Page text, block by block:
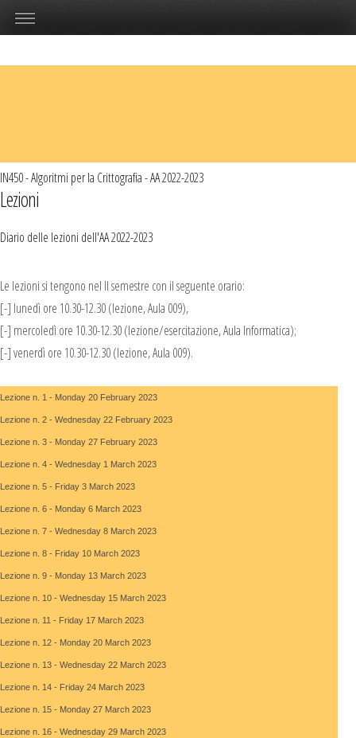
IN450 - Algoritmi per la Crittografia - AA 2022-2023
Lezioni
Diario delle lezioni dell'AA 2022-2023
Le lezioni si tengono nel II semestre con il seguente orario:
[-] lunedì ore 10.30-12.30 (lezione, Aula 009),
[-] mercoledì ore 10.30-12.30 (lezione/esercitazione, Aula Informatica);
[-] venerdì ore 10.30-12.30 (lezione, Aula 009).
Lezione n. 1 - Monday 20 February 2023
Lezione n. 2 - Wednesday 22 February 2023
Lezione n. 3 - Monday 27 February 2023
Lezione n. 4 - Wednesday 1 March 2023
Lezione n. 5 - Friday 3 March 2023
Lezione n. 6 - Monday 6 March 2023
Lezione n. 7 - Wednesday 8 March 2023
Lezione n. 8 - Friday 10 March 2023
Lezione n. 9 - Monday 13 March 2023
Lezione n. 10 - Wednesday 15 March 2023
Lezione n. 11 - Friday 17 March 2023
Lezione n. 12 - Monday 20 March 2023
Lezione n. 13 - Wednesday 22 March 2023
Lezione n. 14 - Friday 24 March 2023
Lezione n. 15 - Monday 27 March 2023
Lezione n. 16 - Wednesday 29 March 2023